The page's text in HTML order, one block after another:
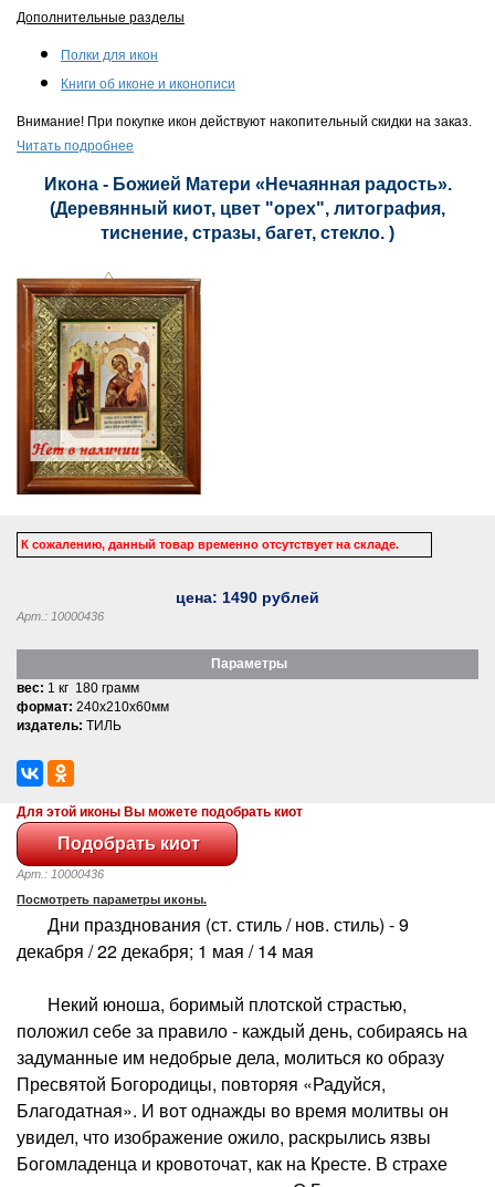
Дополнительные разделы
Полки для икон
Книги об иконе и иконописи
Внимание! При покупке икон действуют накопительный скидки на заказ.
Читать подробнее
Икона - Божией Матери «Нечаянная радость».
(Деревянный киот, цвет "орех", литография,
тиснение, стразы, багет, стекло. )
К сожалению, данный товар временно отсутствует на складе.
цена: 1490 рублей
Арт.: 10000436
Параметры
вес: 1 кг 180 грамм
формат: 240x210x60мм
издатель: ТИЛЬ
Для этой иконы Вы можете подобрать киот
Арт.: 10000436
Посмотреть параметры иконы.
Дни празднования (ст. стиль / нов. стиль) - 9
декабря / 22 декабря; 1 мая / 14 мая
Некий юноша, боримый плотской страстью,
положил себе за правило - каждый день, собираясь на
задуманные им недобрые дела, молиться ко образу
Пресвятой Богородицы, повторяя «Радуйся,
Благодатная». И вот однажды во время молитвы он
увидел, что изображение ожило, раскрылись язвы
Богомладенца и кровоточат, как на Кресте. В страхе